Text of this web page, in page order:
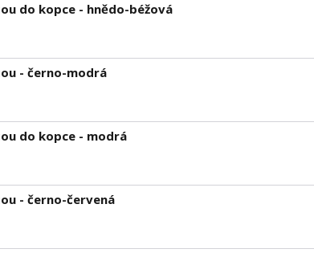
do kopce - hnědo-béžová
- černo-modrá
do kopce - modrá
- černo-červená